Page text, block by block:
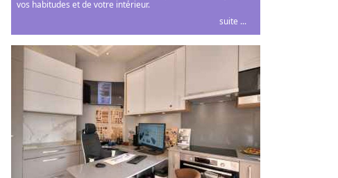
vos habitudes et de votre intérieur.
suite ...